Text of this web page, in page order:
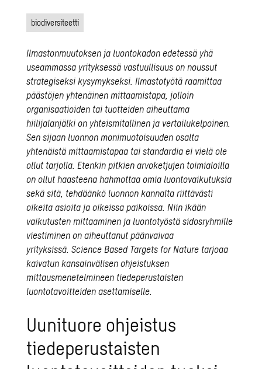
biodiversiteetti
Ilmastonmuutoksen ja luontokadon edetessä yhä
useammassa yrityksessä vastuullisuus on noussut
strategiseksi kysymykseksi. Ilmastotyötä raamittaa
päästöjen yhtenäinen mittaamistapa, jolloin
organisaatioiden tai tuotteiden aiheuttama
hiilijalanjälki on yhteismitallinen ja vertailukelpoinen.
Sen sijaan luonnon monimuotoisuuden osalta
yhtenäistä mittaamistapaa tai standardia ei vielä ole
ollut tarjolla. Etenkin pitkien arvoketjujen toimialoilla
on ollut haasteena hahmottaa omia luontovaikutuksia
sekä sitä, tehdäänkö luonnon kannalta riittävästi
oikeita asioita ja oikeissa paikoissa. Niin ikään
vaikutusten mittaaminen ja luontotyöstä sidosryhmille
viestiminen on aiheuttanut päänvaivaa
yrityksissä.Science Based Targets for Nature tarjoaa
kaivatun kansainvälisen ohjeistuksen
mittausmenetelmineen tiedeperustaisten
luontotavoitteiden asettamiselle.
Uunituore ohjeistus
tiedeperustaisten